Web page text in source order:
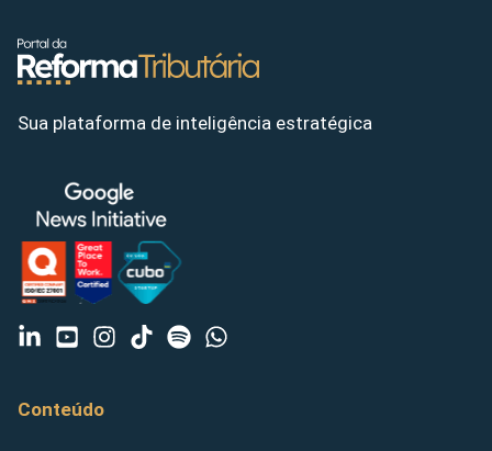
Sua plataforma de inteligência estratégica
Conteúdo